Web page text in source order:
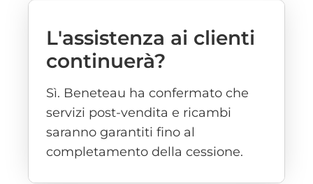
L'assistenza ai clienti
continuerà?
Sì. Beneteau ha confermato che
servizi post-vendita e ricambi
saranno garantiti fino al
completamento della cessione.